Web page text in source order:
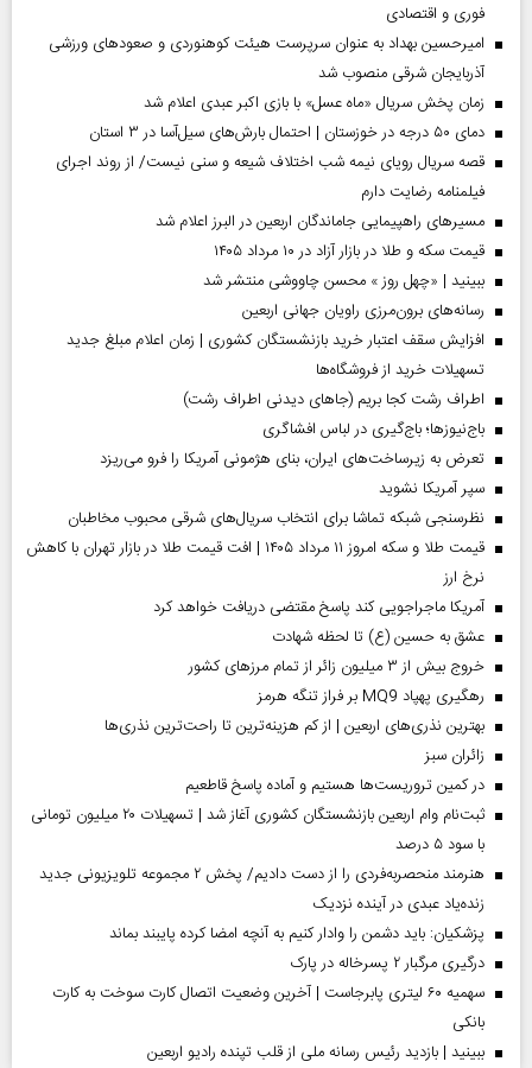
فوری و اقتصادی
امیرحسین بهداد به عنوان سرپرست هیئت کوهنوردی و صعودهای ورزشی
آذربایجان شرقی منصوب شد
زمان پخش سریال «ماه عسل» با بازی اکبر عبدی اعلام شد
دمای ۵۰ درجه در خوزستان | احتمال بارش‌های سیل‌آسا در ۳ استان
قصه سریال رویای نیمه شب اختلاف شیعه و سنی نیست/ از روند اجرای
فیلمنامه رضایت دارم
مسیر‌های راهپیمایی جاماندگان اربعین در البرز اعلام شد
قیمت سکه و طلا در بازار آزاد در ۱۰ مرداد ۱۴۰۵
ببینید | «چهل روز » محسن چاووشی منتشر شد
رسانه‌های برون‌مرزی راویان جهانی اربعین
افزایش سقف اعتبار خرید بازنشستگان کشوری | زمان اعلام مبلغ جدید
تسهیلات خرید از فروشگاه‌ها
اطراف رشت کجا بریم (جاهای دیدنی اطراف رشت)
باج‌نیوزها؛ باج‌گیری در لباس افشاگری
تعرض به زیرساخت‌های ایران، بنای هژمونی آمریکا را فرو می‌ریزد
سپر آمریکا نشوید
نظرسنجی شبکه تماشا برای انتخاب سریال‌های شرقی محبوب مخاطبان
قیمت طلا و سکه امروز ۱۱ مرداد ۱۴۰۵ | افت قیمت طلا در بازار تهران با کاهش
نرخ ارز
آمریکا ماجراجویی کند پاسخ مقتضی دریافت خواهد کرد
عشق به حسین (ع) تا لحظه شهادت
خروج بیش از ۳ میلیون زائر از تمام مرز‌های کشور
رهگیری پهپاد MQ9 بر فراز تنگه هرمز
بهترین نذری‌های اربعین | از کم هزینه‌ترین تا راحت‌ترین نذری‌ها
‌زائران سبز
در کمین تروریست‌ها هستیم و آماده پاسخ قاطعیم
ثبت‌نام وام اربعین بازنشستگان کشوری آغاز شد | تسهیلات ۲۰ میلیون تومانی
با سود ۵ درصد
هنرمند منحصر‌به‌فردی را از دست دادیم/ پخش ۲ مجموعه تلویزیونی جدید
زنده‌یاد عبدی در آینده نزدیک
پزشکیان: باید دشمن را وادار کنیم به آنچه امضا کرده پایبند بماند
درگیری مرگبار ۲ پسرخاله در پارک
سهمیه ۶۰ لیتری پابرجاست | آخرین وضعیت اتصال کارت سوخت به کارت
بانکی
ببینید | بازدید رئیس رسانه ملی از قلب تپنده رادیو اربعین